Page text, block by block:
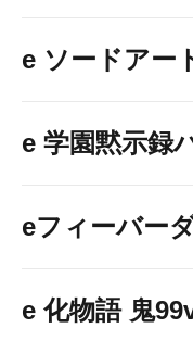
e ソードアー
e 学園黙示録
eフィーバー
e 化物語 鬼